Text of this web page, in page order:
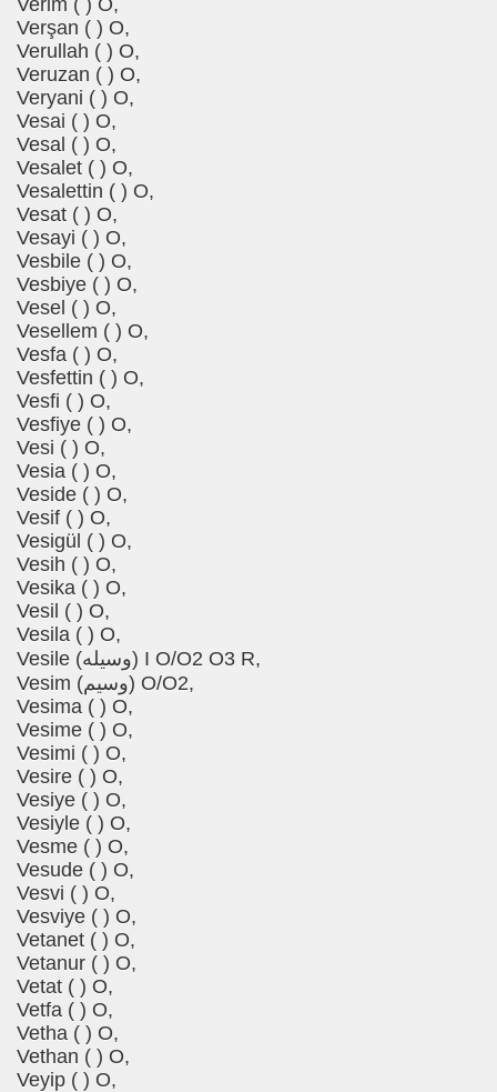
Verim ( ) O,
Verşan ( ) O,
Verullah ( ) O,
Veruzan ( ) O,
Veryani ( ) O,
Vesai ( ) O,
Vesal ( ) O,
Vesalet ( ) O,
Vesalettin ( ) O,
Vesat ( ) O,
Vesayi ( ) O,
Vesbile ( ) O,
Vesbiye ( ) O,
Vesel ( ) O,
Vesellem ( ) O,
Vesfa ( ) O,
Vesfettin ( ) O,
Vesfi ( ) O,
Vesfiye ( ) O,
Vesi ( ) O,
Vesia ( ) O,
Veside ( ) O,
Vesif ( ) O,
Vesigül ( ) O,
Vesih ( ) O,
Vesika ( ) O,
Vesil ( ) O,
Vesila ( ) O,
Vesile (وسیله) I O/O2 O3 R,
Vesim (وسیم) O/O2,
Vesima ( ) O,
Vesime ( ) O,
Vesimi ( ) O,
Vesire ( ) O,
Vesiye ( ) O,
Vesiyle ( ) O,
Vesme ( ) O,
Vesude ( ) O,
Vesvi ( ) O,
Vesviye ( ) O,
Vetanet ( ) O,
Vetanur ( ) O,
Vetat ( ) O,
Vetfa ( ) O,
Vetha ( ) O,
Vethan ( ) O,
Veyip ( ) O,